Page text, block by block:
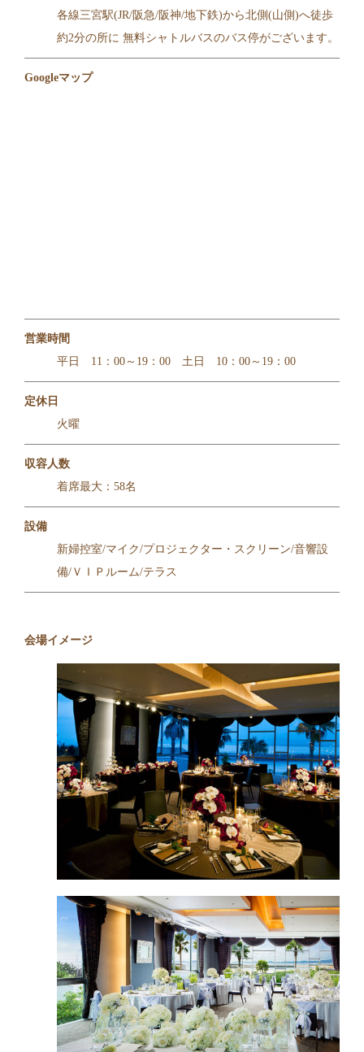
各線三宮駅(JR/阪急/阪神/地下鉄)から北側(山側)へ徒歩
約2分の所に 無料シャトルバスのバス停がございます。
Googleマップ
営業時間
平日 11：00～19：00 土日 10：00～19：00
定休日
火曜
収容人数
着席最大：58名
設備
新婦控室/マイク/プロジェクター・スクリーン/音響設
備/ＶＩＰルーム/テラス
会場イメージ